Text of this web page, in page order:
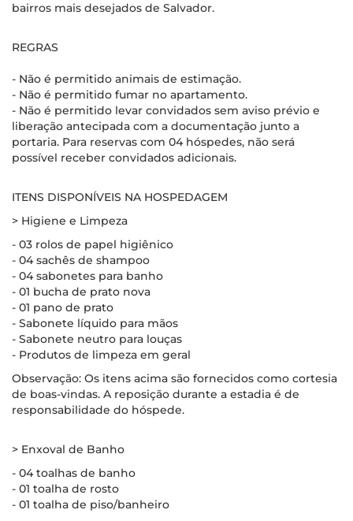
bairros mais desejados de Salvador.
REGRAS
- Não é permitido animais de estimação.
- Não é permitido fumar no apartamento.
- Não é permitido levar convidados sem aviso prévio e
liberação antecipada com a documentação junto a
portaria. Para reservas com 04 hóspedes, não será
possível receber convidados adicionais.
ITENS DISPONÍVEIS NA HOSPEDAGEM
> Higiene e Limpeza
- 03 rolos de papel higiênico
- 04 sachês de shampoo
- 04 sabonetes para banho
- 01 bucha de prato nova
- 01 pano de prato
- Sabonete líquido para mãos
- Sabonete neutro para louças
- Produtos de limpeza em geral
Observação: Os itens acima são fornecidos como cortesia
de boas-vindas. A reposição durante a estadia é de
responsabilidade do hóspede.
> Enxoval de Banho
- 04 toalhas de banho
- 01 toalha de rosto
- 01 toalha de piso/banheiro